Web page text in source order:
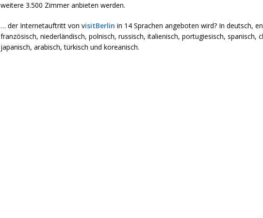
weitere 3.500 Zimmer anbieten werden.
… der Internetauftritt von visitBerlin in 14 Sprachen angeboten wird? In deutsch,
französisch, niederländisch, polnisch, russisch, italienisch, portugiesisch, spanisch,
japanisch, arabisch, türkisch und koreanisch.